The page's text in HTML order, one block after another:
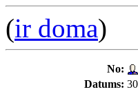
(ir doma)
No:
Datums: